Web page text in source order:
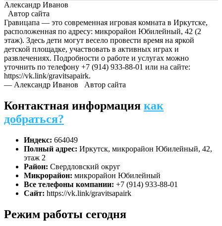
Александр Иванов
Автор сайта
Гравицапа — это современная игровая комната в Иркутске,
расположенная по адресу: микрорайон Юбилейный, 42 (2
этаж). Здесь дети могут весело провести время на яркой
детской площадке, участвовать в активных играх и
развлечениях. Подробности о работе и услугах можно
уточнить по телефону +7 (914) 933-88-01 или на сайте:
https://vk.link/gravitsapairk.
— Александр Иванов Автор сайта
Контактная информация как
добраться?
Индекс: 664049
Полный адрес: Иркутск, микрорайон Юбилейный, 42,
этаж 2
Район: Свердловский округ
Микрорайон: микрорайон Юбилейный
Все телефоны компании: +7 (914) 933-88-01
Сайт: https://vk.link/gravitsapairk
Режим работы сегодня